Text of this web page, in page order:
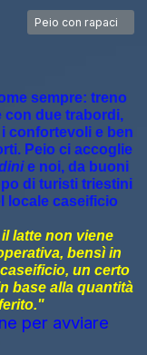
Articolo successivo:
Peio con rapaci
sempre: treno
con due trabordi,
confortevoli e ben
Peio ci accoglie
e noi, da buoni
di turisti triestini
locale caseificio
latte non viene
bensì in
un certo
base alla quantità
per avviare